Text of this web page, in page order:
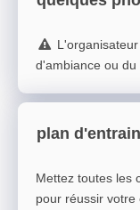
d'ambiance ou du
plan
Mettez toutes les
pour réussir votre